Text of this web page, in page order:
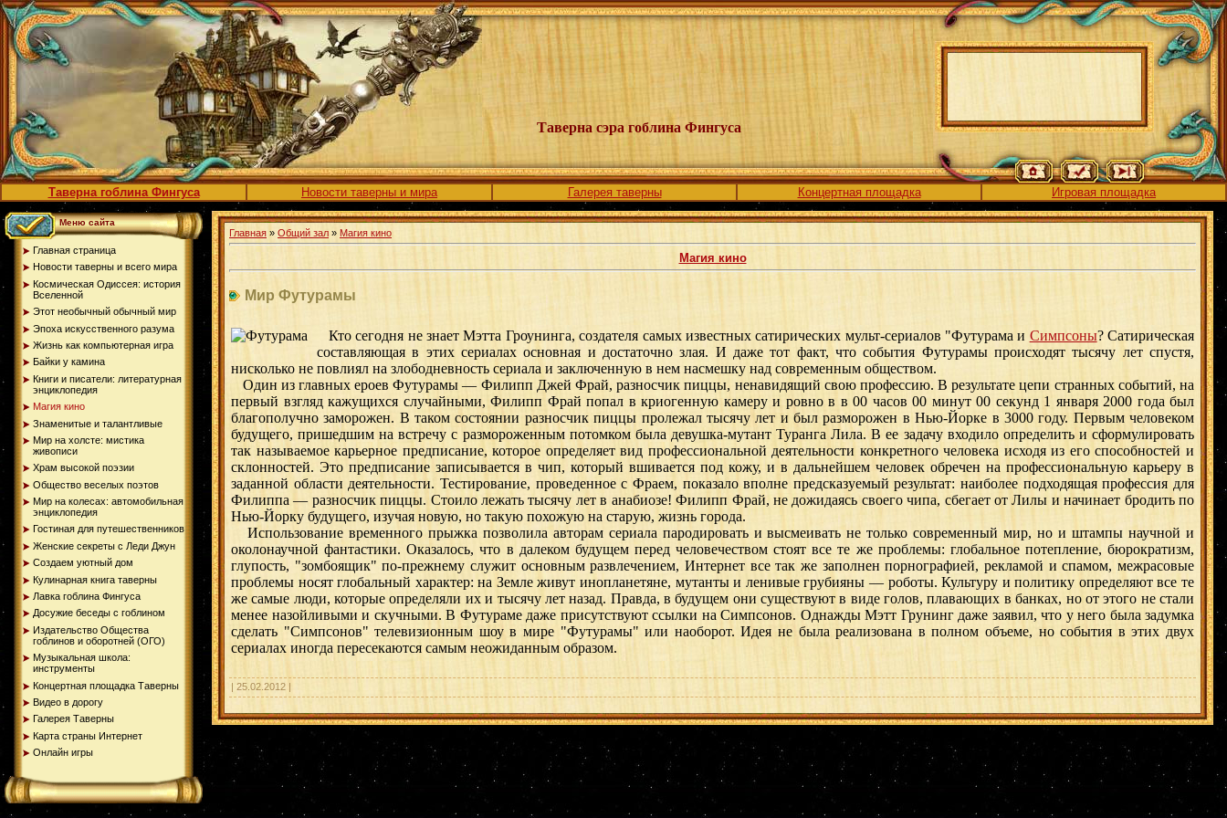
Таверна сэра гоблина Фингуса
Таверна гоблина Фингуса Новости таверны и мира Галерея таверны Концертная площадка Игровая площадка
Меню сайта
Главная страница
Новости таверны и всего мира
Космическая Одиссея: история
Вселенной
Этот необычный обычный мир
Эпоха искусственного разума
Жизнь как компьютерная игра
Байки у камина
Книги и писатели: литературная
энциклопедия
Магия кино
Знаменитые и талантливые
Мир на холсте: мистика
живописи
Храм высокой поэзии
Общество веселых поэтов
Мир на колесах: автомобильная
энциклопедия
Гостиная для путешественников
Женские секреты с Леди Джун
Создаем уютный дом
Кулинарная книга таверны
Лавка гоблина Фингуса
Досужие беседы с гоблином
Издательство Общества
гоблинов и оборотней (ОГО)
Музыкальная школа:
инструменты
Концертная площадка Таверны
Видео в дорогу
Галерея Таверны
Карта страны Интернет
Онлайн игры
Главная » Общий зал » Магия кино
Магия кино
Мир Футурамы
Кто сегодня не знает Мэтта Гроунинга, создателя самых известных сатирических мульт-сериалов "Футурама и Симпсоны? Сатирическая
составляющая в этих сериалах основная и достаточно злая. И даже тот факт, что события Футурамы происходят тысячу лет спустя,
нисколько не повлиял на злободневность сериала и заключенную в нем насмешку над современным обществом.
Один из главных ероев Футурамы — Филипп Джей Фрай, разносчик пиццы, ненавидящий свою профессию. В результате цепи странных событий, на
первый взгляд кажущихся случайными, Филипп Фрай попал в криогенную камеру и ровно в в 00 часов 00 минут 00 секунд 1 января 2000 года был
благополучно заморожен. В таком состоянии разносчик пиццы пролежал тысячу лет и был разморожен в Нью-Йорке в 3000 году. Первым человеком
будущего, пришедшим на встречу с размороженным потомком была девушка-мутант Туранга Лила. В ее задачу входило определить и сформулировать
так называемое карьерное предписание, которое определяет вид профессиональной деятельности конкретного человека исходя из его способностей и
склонностей. Это предписание записывается в чип, который вшивается под кожу, и в дальнейшем человек обречен на профессиональную карьеру в
заданной области деятельности. Тестирование, проведенное с Фраем, показало вполне предсказуемый результат: наиболее подходящая профессия для
Филиппа — разносчик пиццы. Стоило лежать тысячу лет в анабиозе! Филипп Фрай, не дожидаясь своего чипа, сбегает от Лилы и начинает бродить по
Нью-Йорку будущего, изучая новую, но такую похожую на старую, жизнь города.
Использование временного прыжка позволила авторам сериала пародировать и высмеивать не только современный мир, но и штампы научной и
околонаучной фантастики. Оказалось, что в далеком будущем перед человечеством стоят все те же проблемы: глобальное потепление, бюрократизм,
глупость, "зомбоящик" по-прежнему служит основным развлечением, Интернет все так же заполнен порнографией, рекламой и спамом, межрасовые
проблемы носят глобальный характер: на Земле живут инопланетяне, мутанты и ленивые грубияны — роботы. Культуру и политику определяют все те
же самые люди, которые определяли их и тысячу лет назад. Правда, в будущем они существуют в виде голов, плавающих в банках, но от этого не стали
менее назойливыми и скучными. В Футураме даже присутствуют ссылки на Симпсонов. Однажды Мэтт Грунинг даже заявил, что у него была задумка
сделать "Симпсонов" телевизионным шоу в мире "Футурамы" или наоборот. Идея не была реализована в полном объеме, но события в этих двух
сериалах иногда пересекаются самым неожиданным образом.
| 25.02.2012 |